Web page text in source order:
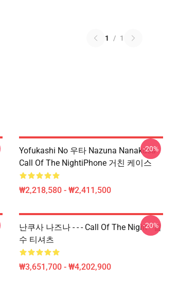
1 / 1
Yofukashi No 우타 Nazuna Nanakusa
Call Of The NightiPhone 거친 케이스
₩2,218,580 - ₩2,411,500
-20%
난쿠사 나즈나 - - - Call Of The Night - 필
수 티셔츠
₩3,651,700 - ₩4,202,900
-20%